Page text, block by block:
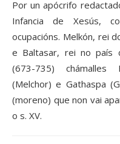
Por un apócrifo
Infancia de Xesús,
ocupacións. Melkón, rei
e Baltasar, rei no país
(673-735) chámalles
(Melchor) e Gathaspa
(moreno) que non vai
o s. XV.